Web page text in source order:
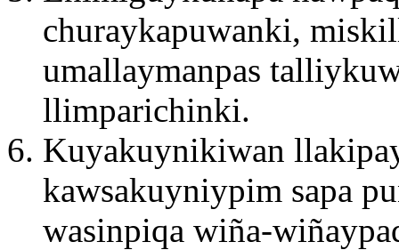
churaykapuwanki,
umallaymanpas
llimparichinki.
Kuyakuynikiwan
kawsakuyniypim sapa
wasinpiqa wiña-